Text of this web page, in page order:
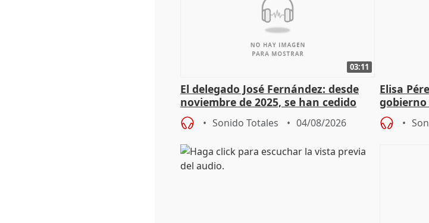
03:11
El delegado José Fernández: desde
noviembre de 2025, se han cedido
9.810 ayudas por nacimiento
Sonido Totales 04/08/2026
Elisa
gobierno
de